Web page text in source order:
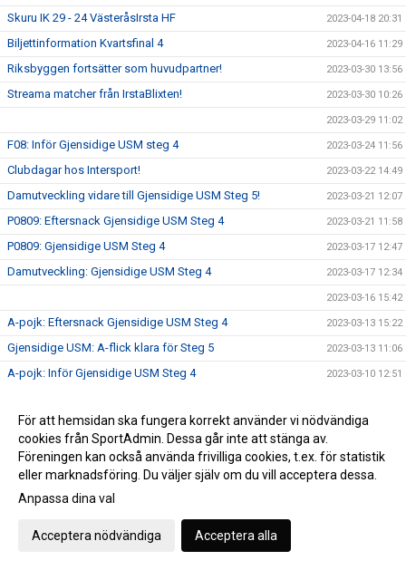
Skuru IK 29 - 24 VästeråsIrsta HF 2023-04-18 20:31
Biljettinformation Kvartsfinal 4 2023-04-16 11:29
Riksbyggen fortsätter som huvudpartner! 2023-03-30 13:56
Streama matcher från IrstaBlixten! 2023-03-30 10:26
2023-03-29 11:02
F08: Inför Gjensidige USM steg 4 2023-03-24 11:56
Clubdagar hos Intersport! 2023-03-22 14:49
Damutveckling vidare till Gjensidige USM Steg 5! 2023-03-21 12:07
P0809: Eftersnack Gjensidige USM Steg 4 2023-03-21 11:58
P0809: Gjensidige USM Steg 4 2023-03-17 12:47
Damutveckling: Gjensidige USM Steg 4 2023-03-17 12:34
2023-03-16 15:42
A-pojk: Eftersnack Gjensidige USM Steg 4 2023-03-13 15:22
Gjensidige USM: A-flick klara för Steg 5 2023-03-13 11:06
A-pojk: Inför Gjensidige USM Steg 4 2023-03-10 12:51
Comeback x 3 imorgon! 2023-03-03 17:30
Filippa Rask är årets unga ledare 2022! 2023-03-01 11:56
Tummen upp för handboll! 2023-02-21 14:55
VästeråsIrsta HF P10 matchades mot Täby!
Dagens matchsponsor: BLR Redovisning AB
För att hemsidan ska fungera korrekt använder vi nödvändiga
cookies från SportAdmin. Dessa går inte att stänga av.
Föreningen kan också använda frivilliga cookies, t.ex. för statistik
eller marknadsföring. Du väljer själv om du vill acceptera dessa.
Anpassa dina val
Acceptera nödvändiga Acceptera alla